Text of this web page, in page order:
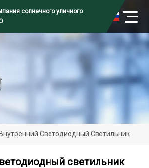
солнечного уличного
Внутренний Светодиодный Светильник
светильник